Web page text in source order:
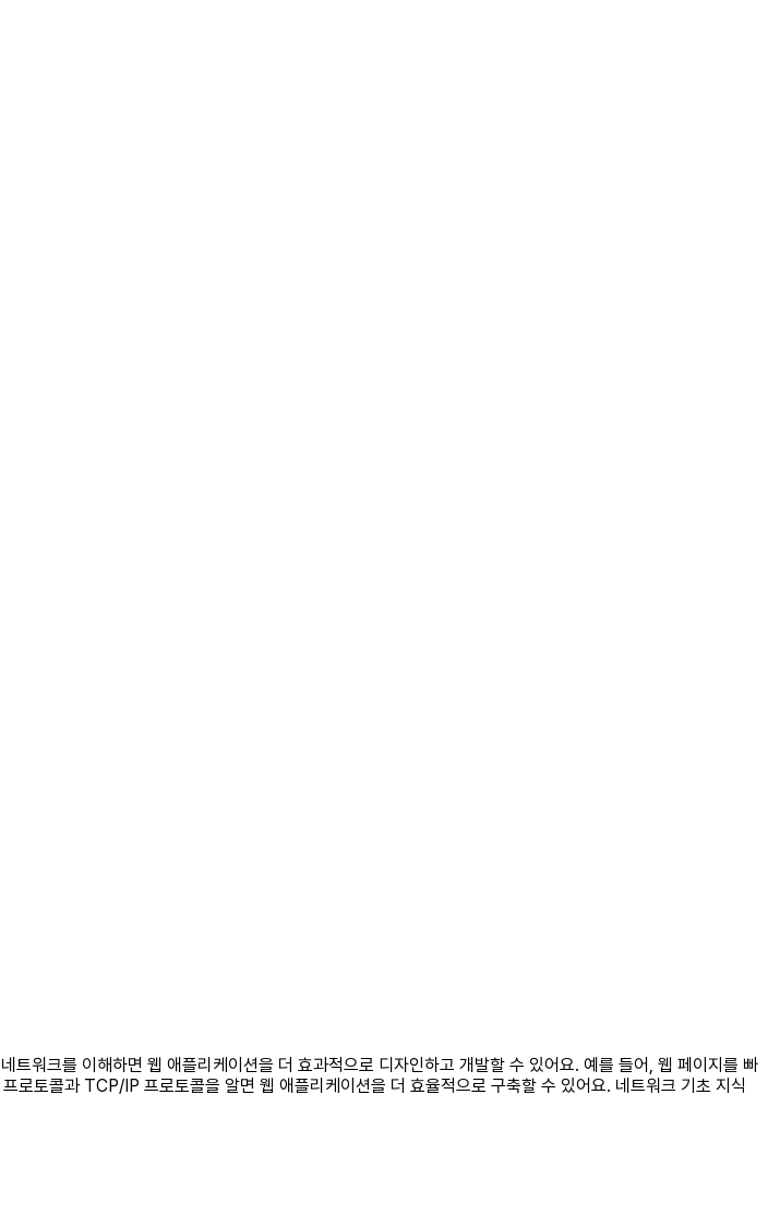
워크를 이해하면 웹 애플리케이션을 더 효과적으로 디자인하고 개발할 수 있어요. 예를 들어, 웹 페이지를 빠
토콜과 TCP/IP 프로토콜을 알면 웹 애플리케이션을 더 효율적으로 구축할 수 있어요. 네트워크 기초 지식